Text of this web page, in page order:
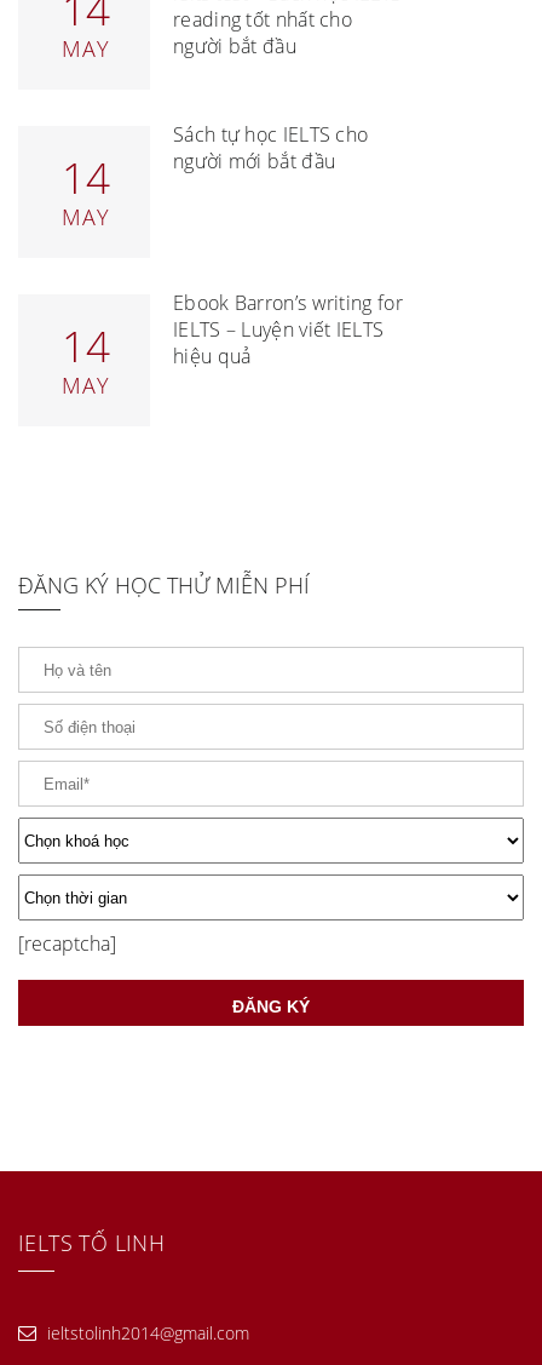
MAY
reading tốt nhất cho
người bắt đầu
14
MAY
Sách tự học IELTS cho
người mới bắt đầu
14
MAY
Ebook Barron’s writing for
IELTS – Luyện viết IELTS
hiệu quả
ĐĂNG KÝ HỌC THỬ MIỄN PHÍ
[recaptcha]
IELTS TỐ LINH
ieltstolinh2014@gmail.com